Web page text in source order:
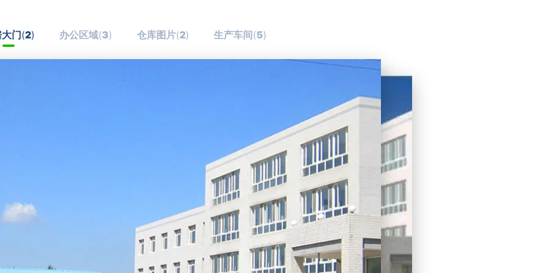
门(2) 办公区域(3) 仓库图片(2) 生产车间(5)